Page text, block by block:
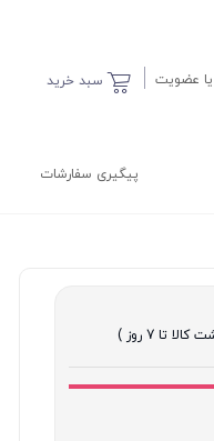
سبد خرید یا عضویت
پیگیری سفارشات
تا 7 روز )